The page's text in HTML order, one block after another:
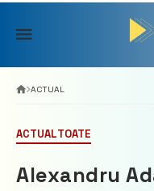
Skip
content
ACTUAL
ACTUALTOATE
Alexandru